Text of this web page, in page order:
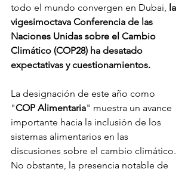
todo el mundo convergen en Dubai, la
vigesimoctava Conferencia de las
Naciones Unidas sobre el Cambio
Climático (COP28) ha desatado
expectativas y cuestionamientos.
La designación de este año como
"COP Alimentaria" muestra un avance
importante hacia la inclusión de los
sistemas alimentarios en las
discusiones sobre el cambio climático.
No obstante, la presencia notable de